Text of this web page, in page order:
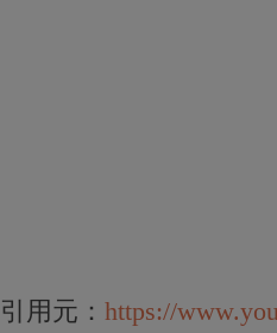
引用元： https://